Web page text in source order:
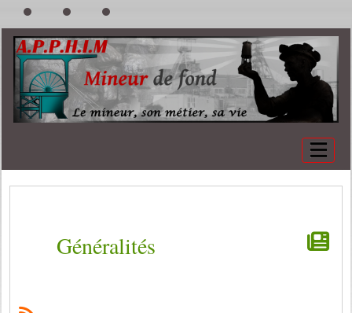
Généralités